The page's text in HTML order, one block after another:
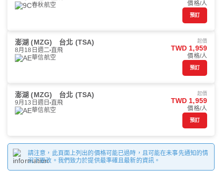
春秋航空
價格/人
預訂
澎湖 (MZG) 台北 (TSA)
8月18日週二 直飛
華信航空
起價
TWD 1,959
價格/人
預訂
澎湖 (MZG) 台北 (TSA)
9月13日週日 直飛
華信航空
起價
TWD 1,959
價格/人
預訂
請注意，此頁面上列出的價格可能已過時，且可能在未事先通知的情
況下更改。我們致力於提供最準確且最新的資訊。